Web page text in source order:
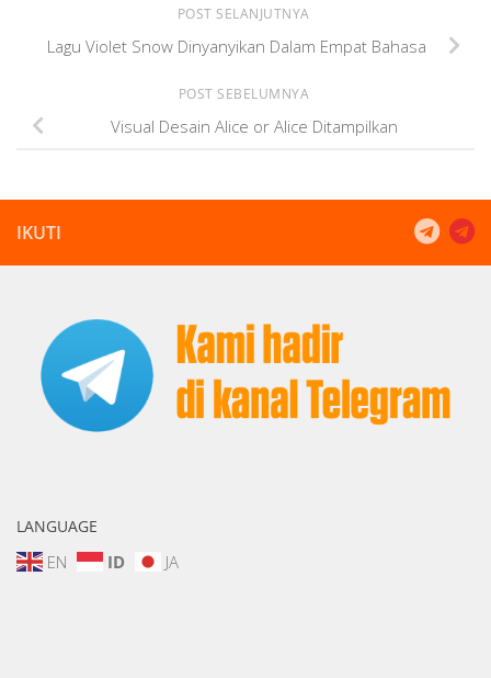
POST SELANJUTNYA
Lagu Violet Snow Dinyanyikan Dalam Empat Bahasa
POST SEBELUMNYA
Visual Desain Alice or Alice Ditampilkan
IKUTI
LANGUAGE
EN ID JA